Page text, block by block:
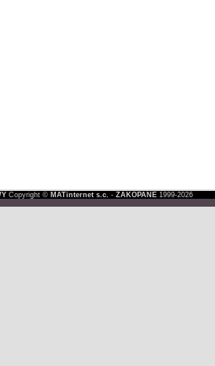
Copyright © MATinternet s.c. - ZAKOPANE1999-2026